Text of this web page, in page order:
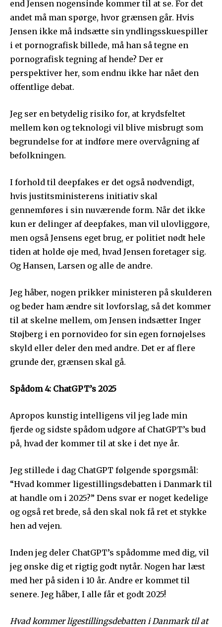
end Jensen nogensinde kommer til at se. For det
andet må man spørge, hvor grænsen går. Hvis
Jensen ikke må indsætte sin yndlingsskuespiller
i et pornografisk billede, må han så tegne en
pornografisk tegning af hende? Der er
perspektiver her, som endnu ikke har nået den
offentlige debat.
Jeg ser en betydelig risiko for, at krydsfeltet
mellem køn og teknologi vil blive misbrugt som
begrundelse for at indføre mere overvågning af
befolkningen.
I forhold til deepfakes er det også nødvendigt,
hvis justitsministerens initiativ skal
gennemføres i sin nuværende form. Når det ikke
kun er delinger af deepfakes, man vil ulovliggøre,
men også Jensens eget brug, er politiet nødt hele
tiden at holde øje med, hvad Jensen foretager sig.
Og Hansen, Larsen og alle de andre.
Jeg håber, nogen prikker ministeren på skulderen
og beder ham ændre sit lovforslag, så det kommer
til at skelne mellem, om Jensen indsætter Inger
Støjberg i en pornovideo for sin egen fornøjelses
skyld eller deler den med andre. Det er af flere
grunde der, grænsen skal gå.
Spådom 4: ChatGPT’s 2025
Apropos kunstig intelligens vil jeg lade min
fjerde og sidste spådom udgøre af ChatGPT’s bud
på, hvad der kommer til at ske i det nye år.
Jeg stillede i dag ChatGPT følgende spørgsmål:
“Hvad kommer ligestillingsdebatten i Danmark til
at handle om i 2025?” Dens svar er noget kedelige
og også ret brede, så den skal nok få ret et stykke
hen ad vejen.
Inden jeg deler ChatGPT’s spådomme med dig, vil
jeg ønske dig et rigtig godt nytår. Nogen har læst
med her på siden i 10 år. Andre er kommet til
senere. Jeg håber, I alle får et godt 2025!
Hvad kommer ligestillingsdebatten i Danmark til at